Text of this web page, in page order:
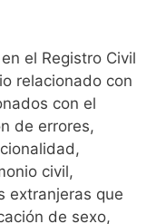
el Registro Civil
relacionado con
con el
de errores,
civil,
extranjeras que
de sexo,